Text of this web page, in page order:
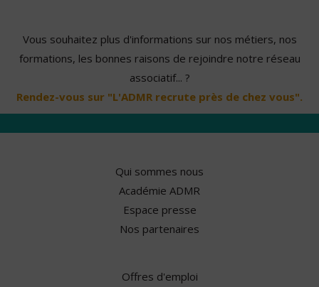
Vous souhaitez plus d'informations sur nos métiers, nos
formations, les bonnes raisons de rejoindre notre réseau
associatif... ?
Rendez-vous sur "L'ADMR recrute près de chez vous".
Qui sommes nous
Académie ADMR
Espace presse
Nos partenaires
Offres d'emploi